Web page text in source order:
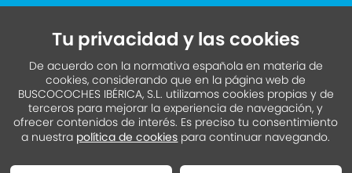
Tu privacidad y las cookies
De acuerdo con la normativa española en materia de
cookies, considerando que en la página web de
BUSCOCOCHES IBÉRICA, S.L. utilizamos cookies propias y de
terceros para mejorar la experiencia de navegación, y
ofrecer contenidos de interés. Es preciso tu consentimiento
a nuestra política de cookies para continuar navegando.